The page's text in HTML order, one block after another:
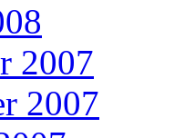
2007
2007